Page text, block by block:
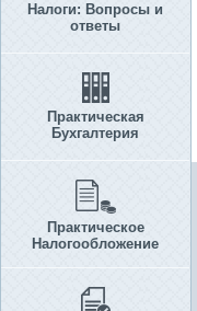
Налоги: Вопросы и
ответы
Практическая
Бухгалтерия
Практическое
Налогообложение